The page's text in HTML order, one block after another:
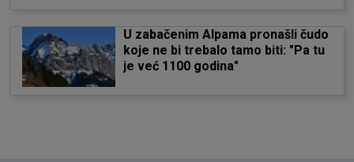
U zabačenim Alpama pronašli čudo
koje ne bi trebalo tamo biti: "Pa tu
je već 1100 godina"